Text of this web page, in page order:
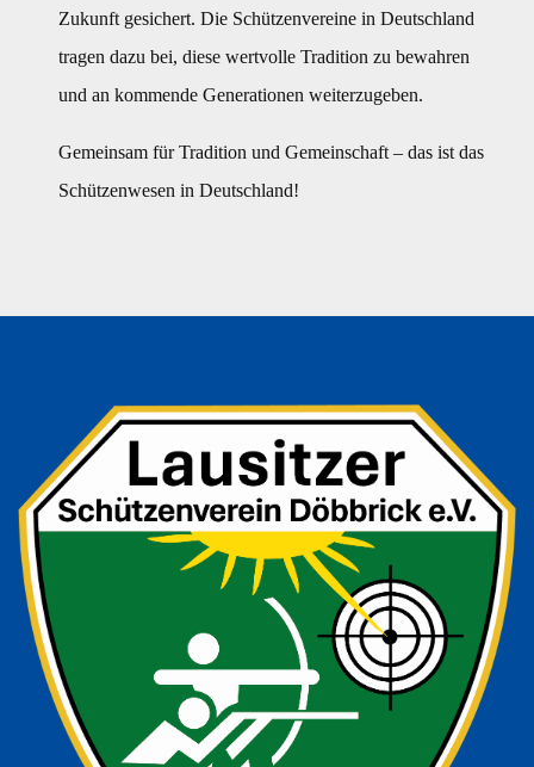
Zukunft gesichert. Die Schützenvereine in Deutschland
tragen dazu bei, diese wertvolle Tradition zu bewahren
und an kommende Generationen weiterzugeben.
Gemeinsam für Tradition und Gemeinschaft – das ist das
Schützenwesen in Deutschland!